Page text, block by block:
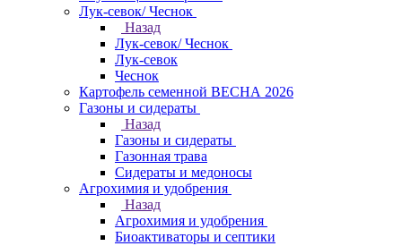
Лук-севок/ Чеснок
Назад
Лук-севок/ Чеснок
Лук-севок
Чеснок
Картофель семенной ВЕСНА 2026
Газоны и сидераты
Назад
Газоны и сидераты
Газонная трава
Сидераты и медоносы
Агрохимия и удобрения
Назад
Агрохимия и удобрения
Биоактиваторы и септики